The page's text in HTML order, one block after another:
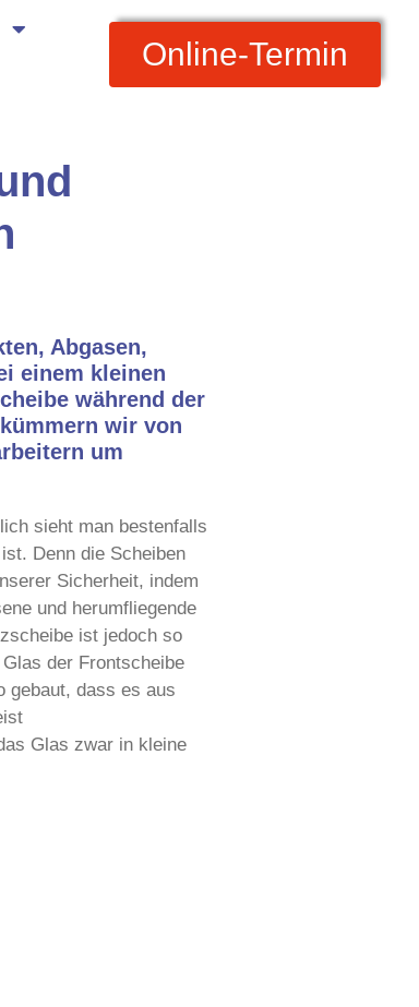
Online-Termin
Abgasen,
einem kleinen
während der
wir von
um
sieht man bestenfalls
Denn die Scheiben
Sicherheit, indem
und herumfliegende
ist jedoch so
der Frontscheibe
gebaut, dass es aus
Glas zwar in kleine